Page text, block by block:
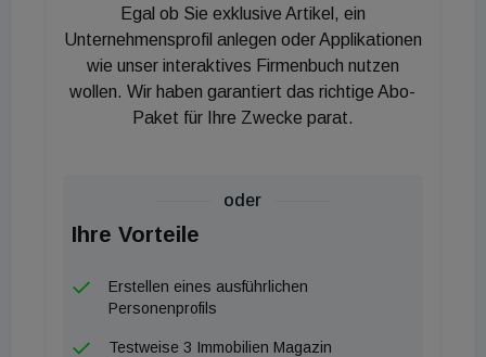
Nachhaltigkeit, sondern wird in Zukunft auch ein
essenzielles Kriterium bei der Bewertung von
Gebäuden werden. Mit unserem Bauzentrum sind
wir diesbezüglich ein absoluter Vorreiter!"
Egal ob Sie exklusive Artikel, ein
Unternehmensprofil anlegen oder Applikationen
wie unser interaktives Firmenbuch nutzen
wollen. Wir haben garantiert das richtige Abo-
Paket für Ihre Zwecke parat.
oder
Ihre Vorteile
Erstellen eines ausführlichen
Personenprofils
Testweise 3 Immobilien Magazin